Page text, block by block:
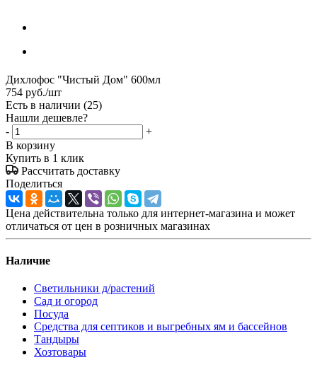
Дихлофос "Чистый Дом" 600мл
754 руб./шт
Есть в наличии (25)
Нашли дешевле?
-
+
В корзину
Купить в 1 клик
Рассчитать доставку
Поделиться
Цена действительна только для интернет-магазина и может
отличаться от цен в розничных магазинах
Наличие
Светильники д/растений
Сад и огород
Посуда
Средства для септиков и выгребных ям и бассейнов
Тандыры
Хозтовары